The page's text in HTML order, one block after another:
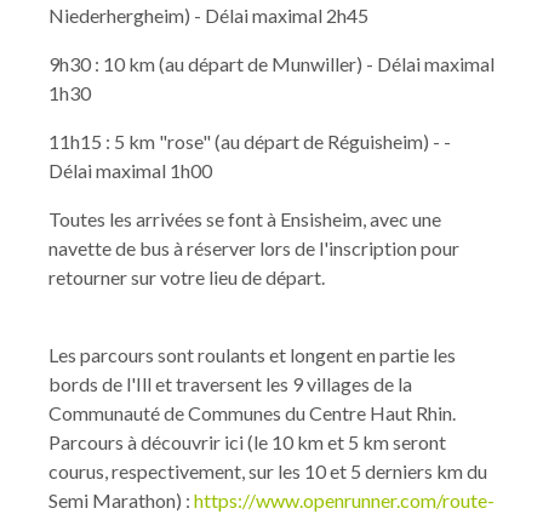
Niederhergheim) - Délai maximal 2h45
9h30 : 10 km (au départ de Munwiller) - Délai maximal
1h30
11h15 : 5 km "rose" (au départ de Réguisheim) - -
Délai maximal 1h00
Toutes les arrivées se font à Ensisheim, avec une
navette de bus à réserver lors de l'inscription pour
retourner sur votre lieu de départ.
Les parcours sont roulants et longent en partie les
bords de l'Ill et traversent les 9 villages de la
Communauté de Communes du Centre Haut Rhin.
Parcours à découvrir ici (le 10 km et 5 km seront
courus, respectivement, sur les 10 et 5 derniers km du
Semi Marathon) : https://www.openrunner.com/route-